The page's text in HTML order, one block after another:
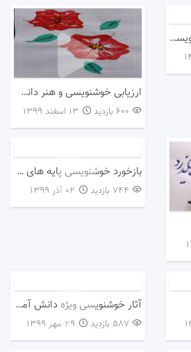
آموزش درس هنر – خوشنویسی
ارزیابی خوشنویسی و هنر دانش آموزان پایه پنجم و ششم
600 بازدید ۱۳ اسفند ۱۳۹۹
بازخورد خوشنویسی پایه های پنجم و ششم
744 بازدید ۰۲ آذر ۱۳۹۹
آثار خوشنویسی ویژه دانش آموزان پایه های پنجم و ششم
587 بازدید ۲۹ مهر ۱۳۹۹